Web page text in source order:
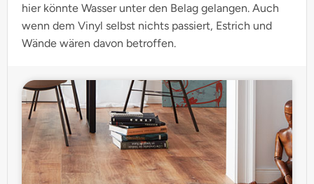
hier könnte Wasser unter den Belag gelangen. Auch
wenn dem Vinyl selbst nichts passiert, Estrich und
Wände wären davon betroffen.